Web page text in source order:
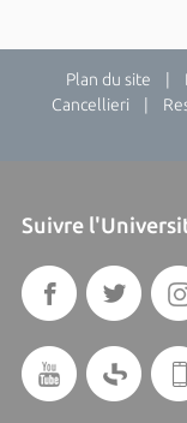
Plan du site |
Cancellieri |
Suivre